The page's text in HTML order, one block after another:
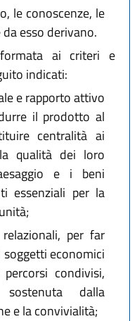
le conoscenze, le
esso derivano.
ai criteri e
indicati:
e rapporto attivo
il prodotto al
centralità ai
qualità dei loro
e i beni
essenziali per la
per far
economici
condivisi,
dalla
e la convivialità;